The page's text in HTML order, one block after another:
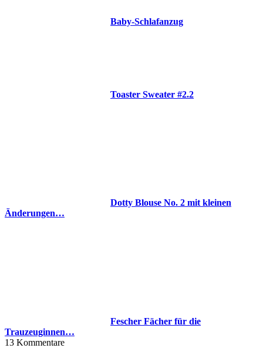
Baby-Schlafanzug
Toaster Sweater #2.2
Dotty Blouse No. 2 mit kleinen
Änderungen…
Fescher Fächer für die
Trauzeuginnen…
13 Kommentare